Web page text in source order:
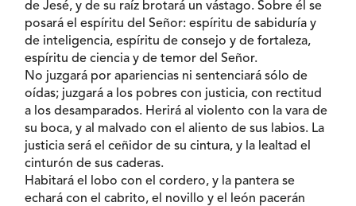
de Jesé, y de su raíz brotará un vástago. Sobre él se
posará el espíritu del Señor: espíritu de sabiduría y
de inteligencia, espíritu de consejo y de fortaleza,
espíritu de ciencia y de temor del Señor.
No juzgará por apariencias ni sentenciará sólo de
oídas; juzgará a los pobres con justicia, con rectitud
a los desamparados. Herirá al violento con la vara de
su boca, y al malvado con el aliento de sus labios. La
justicia será el ceñidor de su cintura, y la lealtad el
cinturón de sus caderas.
Habitará el lobo con el cordero, y la pantera se
echará con el cabrito, el novillo y el león pacerán